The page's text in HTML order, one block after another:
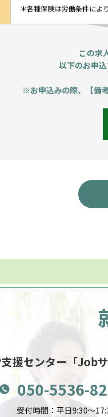
＊各種保険は労働条件によ
この求
以下のお申
※お申込みの際、【備
援センター 「Job
050-5536-
受付時間：平日9:30～